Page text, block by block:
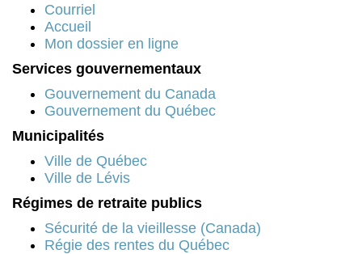
Courriel
Accueil
Mon dossier en ligne
Services gouvernementaux
Gouvernement du Canada
Gouvernement du Québec
Municipalités
Ville de Québec
Ville de Lévis
Régimes de retraite publics
Sécurité de la vieillesse (Canada)
Régie des rentes du Québec